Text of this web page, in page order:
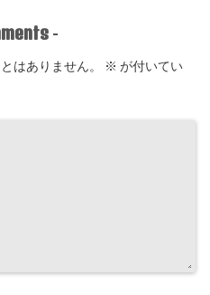
-
はありません。 ※ が付いてい